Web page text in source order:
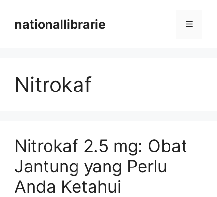
contentnationallibrarie Menu
Nitrokaf
Nitrokaf 2.5 mg: Obat
Jantung yang Perlu
Anda Ketahui